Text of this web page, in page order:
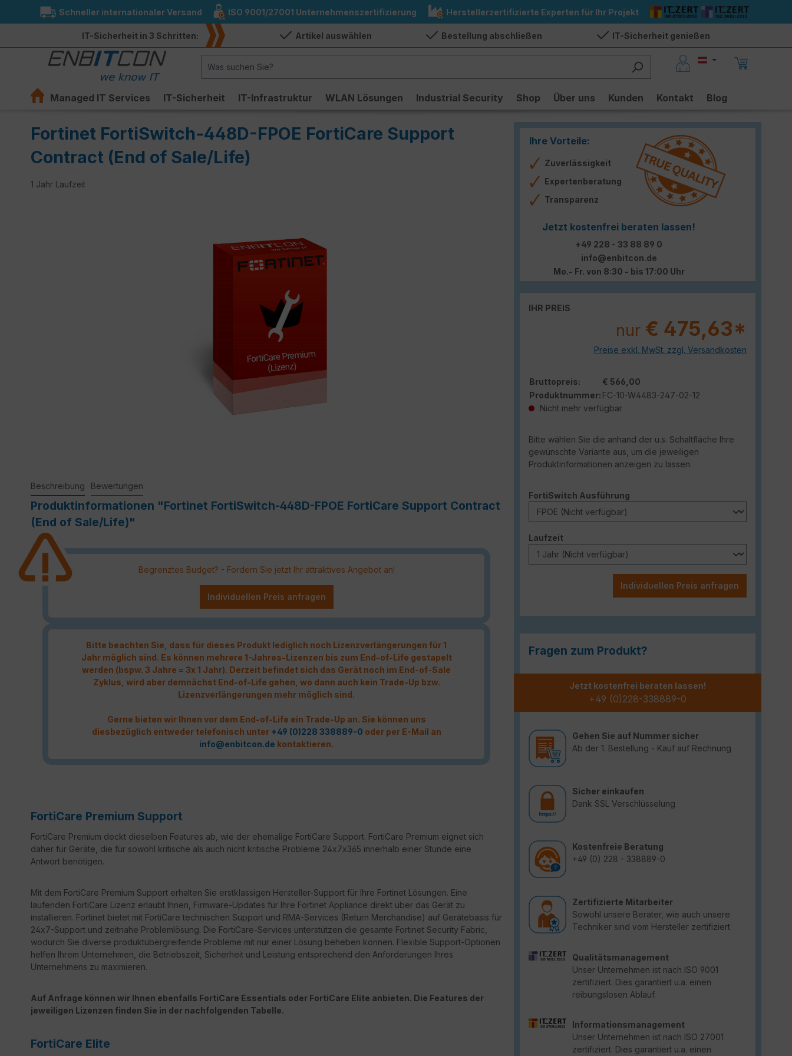
Zur Hauptnavigation springen
Schneller internationaler Versand ISO 9001/27001 Unternehmenszertifizierung Herstellerzertifizierte Experten für Ihr Projekt
IT-Sicherheit in 3 Schritten: Artikel auswählen Bestellung abschließen IT-Sicherheit genießen
Managed IT Services IT-Sicherheit IT-Infrastruktur WLAN Lösungen Industrial Security Shop Über uns Kunden Kontakt Blog
Fortinet FortiSwitch-448D-FPOE FortiCare Support
Contract (End of Sale/Life)
1 Jahr Laufzeit
Ihre Vorteile:
Zuverlässigkeit
Expertenberatung
Transparenz
Jetzt kostenfrei beraten lassen!
+49 228 - 33 88 89 0
info@enbitcon.de
Mo.- Fr. von 8:30 - bis 17:00 Uhr
IHR PREIS
nur € 475,63*
Preise exkl. MwSt. zzgl. Versandkosten
Bruttopreis:
€ 566,00
Produktnummer: FC-10-W4483-247-02-12
Nicht mehr verfügbar
Bitte wählen Sie die anhand der u.s. Schaltfläche Ihre
gewünschte Variante aus, um die jeweiligen
Produktinformationen anzeigen zu lassen.
FortiSwitch Ausführung
Laufzeitauswählen
Individuellen Preis anfragen
Fragen zum Produkt?
Jetzt kostenfrei beraten lassen!
+49 (0)228-338889-0
Gehen Sie auf Nummer sicher
Ab der 1. Bestellung - Kauf auf Rechnung
Sicher einkaufen
Dank SSL Verschlüsselung
Kostenfreie Beratung
+49 (0) 228 - 338889-0
Zertifizierte Mitarbeiter
Sowohl unsere Berater, wie auch unsere
Techniker sind vom Hersteller zertifiziert.
Qualitätsmanagement
Unser Unternehmen ist nach ISO 9001
zertifiziert. Dies garantiert u.a. einen
reibungslosen Ablauf.
Informationsmanagement
Unser Unternehmen ist nach ISO 27001
zertifiziert. Dies garantiert u.a. einen
Beschreibung Bewertungen
Produktinformationen "Fortinet FortiSwitch-448D-FPOE FortiCare Support Contract
(End of Sale/Life)"
Begrenztes Budget? - Fordern Sie jetzt Ihr attraktives Angebot an!
Individuellen Preis anfragen
Bitte beachten Sie, dass für dieses Produkt lediglich noch Lizenzverlängerungen für 1
Jahr möglich sind. Es können mehrere 1-Jahres-Lizenzen bis zum End-of-Life gestapelt
werden (bspw. 3 Jahre = 3x 1 Jahr). Derzeit befindet sich das Gerät noch im End-of-Sale
Zyklus, wird aber demnächst End-of-Life gehen, wo dann auch kein Trade-Up bzw.
Lizenzverlängerungen mehr möglich sind.
Gerne bieten wir Ihnen vor dem End-of-Life ein Trade-Up an. Sie können uns
diesbezüglich entweder telefonisch unter +49 (0)228 338889-0 oder per E-Mail an
info@enbitcon.de kontaktieren.
FortiCare Premium Support
FortiCare Premium deckt dieselben Features ab, wie der ehemalige FortiCare Support. FortiCare Premium eignet sich
daher für Geräte, die für sowohl kritische als auch nicht kritische Probleme 24x7x365 innerhalb einer Stunde eine
Antwort benötigen.
Mit dem FortiCare Premium Support erhalten Sie erstklassigen Hersteller-Support für Ihre Fortinet Lösungen. Eine
laufenden FortiCare Lizenz erlaubt Ihnen, Firmware-Updates für Ihre Fortinet Appliance direkt über das Gerät zu
installieren. Fortinet bietet mit FortiCare technischen Support und RMA-Services (Return Merchandise) auf Gerätebasis für
24x7-Support und zeitnahe Problemlösung. Die FortiCare-Services unterstützen die gesamte Fortinet Security Fabric,
wodurch Sie diverse produktübergreifende Probleme mit nur einer Lösung beheben können. Flexible Support-Optionen
helfen Ihrem Unternehmen, die Betriebszeit, Sicherheit und Leistung entsprechend den Anforderungen Ihres
Unternehmens zu maximieren.
Auf Anfrage können wir Ihnen ebenfalls FortiCare Essentials oder FortiCare Elite anbieten. Die Features der
jeweiligen Lizenzen finden Sie in der nachfolgenden Tabelle.
FortiCare Elite